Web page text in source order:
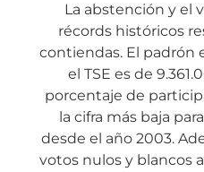
La abstención y el
récords históricos
contiendas. El padrón
el TSE es de
porcentaje de
la cifra más baja
desde el año 2003.
votos nulos y blancos